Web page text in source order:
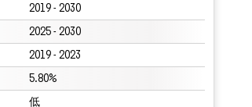
2019 - 2030
2025 - 2030
2019 - 2023
5.80%
低